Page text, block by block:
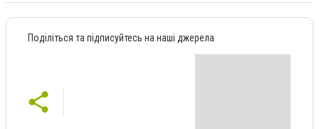
Поділіться та підписуйтесь на наші джерела